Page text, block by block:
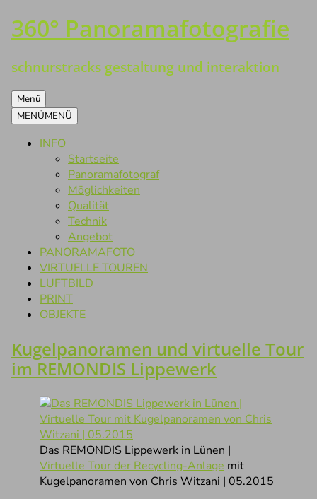
Zum
Inhalt
360° Panoramafotografie
schnurstracks gestaltung und interaktion
Menü
MENÜMENÜ
INFO
Startseite
Panoramafotograf
Möglichkeiten
Qualität
Technik
Angebot
PANORAMAFOTO
VIRTUELLE TOUREN
LUFTBILD
PRINT
OBJEKTE
Kugelpanoramen und virtuelle Tour
im REMONDIS Lippewerk
Das REMONDIS Lippewerk in Lünen |
Virtuelle Tour der Recycling-Anlage mit
Kugelpanoramen von Chris Witzani | 05.2015